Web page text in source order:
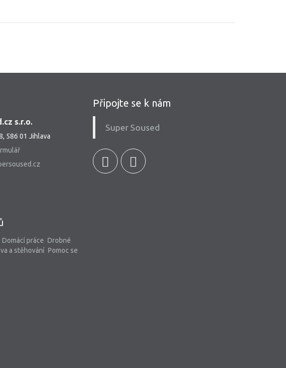
s.r.o.
586 01 Jihlava
Domácí práce Drobné
a stěhování Pomoc se
Připojte se k nám
Super Soused